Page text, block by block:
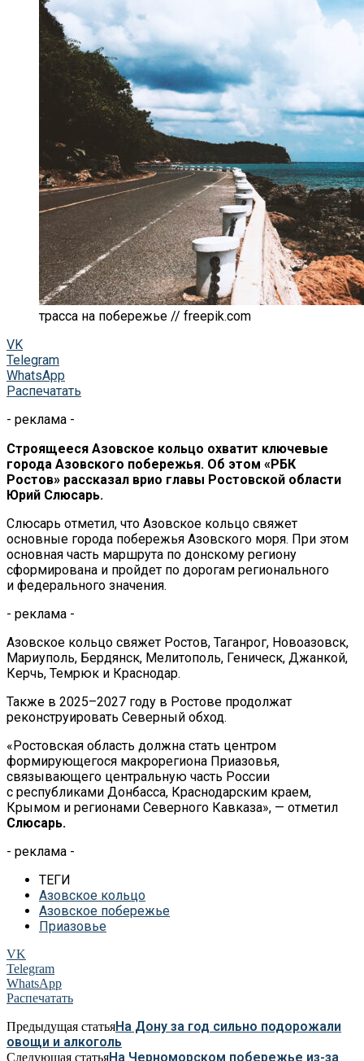
трасса на побережье // freepik.com
VK
Telegram
WhatsApp
Распечатать
- реклама -
Строящееся Азовское кольцо охватит ключевые
города Азовского побережья. Об этом «РБК
Ростов» рассказал врио главы Ростовской области
Юрий Слюсарь.
Слюсарь отметил, что Азовское кольцо свяжет
основные города побережья Азовского моря. При этом
основная часть маршрута по донскому региону
сформирована и пройдет по дорогам регионального
и федерального значения.
- реклама -
Азовское кольцо свяжет Ростов, Таганрог, Новоазовск,
Мариуполь, Бердянск, Мелитополь, Геническ, Джанкой,
Керчь, Темрюк и Краснодар.
Также в 2025–2027 году в Ростове продолжат
реконструировать Северный обход.
«Ростовская область должна стать центром
формирующегося макрорегиона Приазовья,
связывающего центральную часть России
с республиками Донбасса, Краснодарским краем,
Крымом и регионами Северного Кавказа», — отметил
Слюсарь.
- реклама -
ТЕГИ
Азовское кольцо
Азовское побережье
Приазовье
VK
Telegram
WhatsApp
Распечатать
Предыдущая статьяНа Дону за год сильно подорожали
овощи и алкоголь
Следующая статьяНа Черноморском побережье из-за